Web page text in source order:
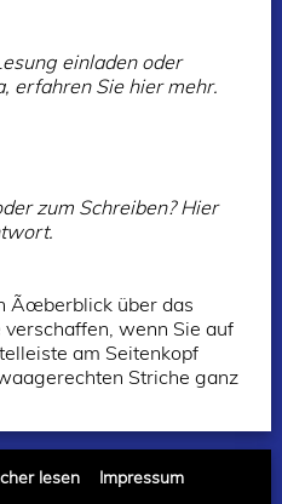
einladen oder
erfahren Sie hier mehr.
zum Schreiben? Hier
Ãœberblick über das
wenn Sie auf
am Seitenkopf
Striche ganz
lesen Impressum